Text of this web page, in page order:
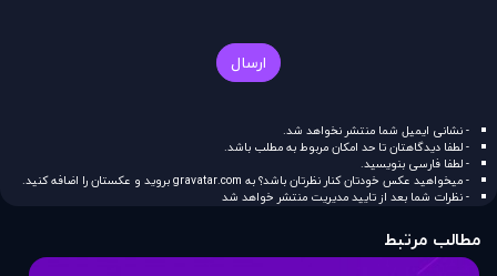
ارسال
- نشانی ایمیل شما منتشر نخواهد شد.
- لطفا دیدگاهتان تا حد امکان مربوط به مطلب باشد.
- لطفا فارسی بنویسید.
- میخواهید عکس خودتان کنار نظرتان باشد؟ به gravatar.comبروید و عکستان را اضافه کنید.
- نظرات شما بعد از تایید مدیریت منتشر خواهد شد
مطالب مرتبط